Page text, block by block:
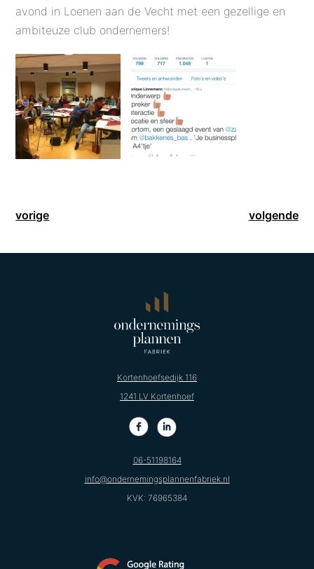
avond in Loenen aan de Vecht met een gezellige en
ambiteuze club ondernemers!
vorige volgende
Kortenhoefsedijk 116
1241 LV Kortenhoef
06-51198164
info@ondernemingsplannenfabriek.nl
KVK: 76965384